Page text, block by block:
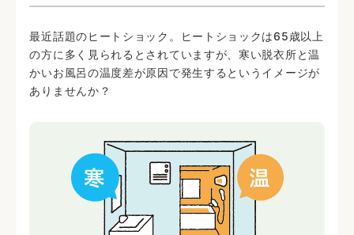
最近話題のヒートショック。ヒートショックは65歳以上
の方に多く見られるとされていますが、寒い脱衣所と温
かいお風呂の温度差が原因で発生するというイメージが
ありませんか？